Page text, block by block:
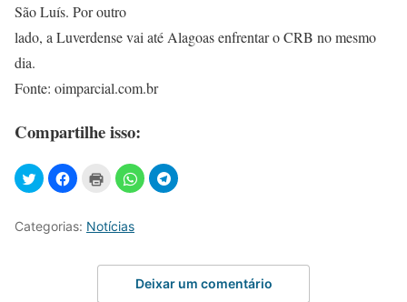
São Luís. Por outro
lado, a Luverdense vai até Alagoas enfrentar o CRB no mesmo
dia.
Fonte: oimparcial.com.br
Compartilhe isso:
Categorias: Notícias
Deixar um comentário